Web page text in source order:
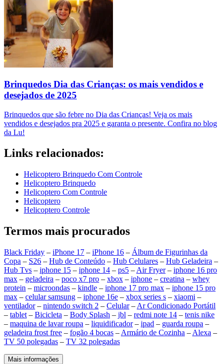
Brinquedos Dia das Crianças: os mais vendidos e
desejados de 2025
Brinquedos que são febre no Dia das Crianças! Veja os mais
vendidos e desejados pra 2025 e garanta o presente. Confira no blog
da Lu!
Links relacionados:
Helicoptero Brinquedo Com Controle
Helicoptero Brinquedo
Helicoptero Com Controle
Helicoptero
Helicoptero Controle
Termos mais procurados
Black Friday – iPhone 17 – iPhone 16 – Álbum de Figurinhas da
Copa – S26 – Hub de Conteúdo – Hub Celulares – Hub Geladeira –
Hub Tvs – iphone 15 – iphone 14 – ps5 – Air Fryer– iphone 16 pro
max – geladeira – poco x7 pro – xbox – iphone – creatina – whey
protein – microondas – kindle – iphone 17 pro max – iphone 15 pro
max – celular samsung – iphone 16e – xbox series s – xiaomi –
ventilador– nintendo switch 2 – Celular– Ar Condicionado Portátil
– tablet – Bicicleta – Body Splash – jbl – redmi note 14 – tenis nike
– maquina de lavar roupa – liquidificador– ipad – guarda roupa –
geladeira frost free – fogão 4 bocas – Armário de Cozinha – Alexa –
TV 50 polegadas – TV 32 polegadas
Mais informações